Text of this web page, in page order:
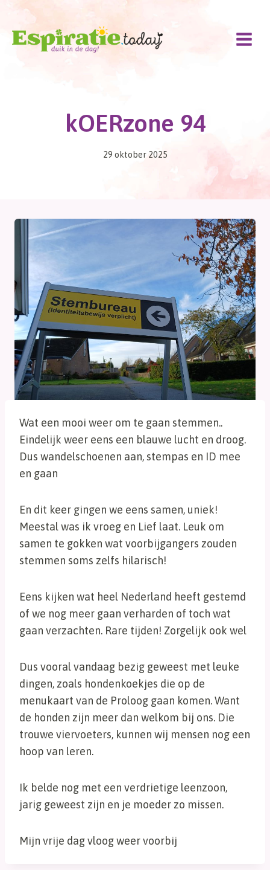
Doorgaan
inhoud
kOERzone 94
29 oktober 2025
Wat een mooi weer om te gaan stemmen..
Eindelijk weer eens een blauwe lucht en droog.
Dus wandelschoenen aan, stempas en ID mee
en gaan
En dit keer gingen we eens samen, uniek!
Meestal was ik vroeg en Lief laat. Leuk om
samen te gokken wat voorbijgangers zouden
stemmen soms zelfs hilarisch!
Eens kijken wat heel Nederland heeft gestemd
of we nog meer gaan verharden of toch wat
gaan verzachten. Rare tijden! Zorgelijk ook wel
Dus vooral vandaag bezig geweest met leuke
dingen, zoals hondenkoekjes die op de
menukaart van de Proloog gaan komen. Want
de honden zijn meer dan welkom bij ons. Die
trouwe viervoeters, kunnen wij mensen nog een
hoop van leren.
Ik belde nog met een verdrietige leenzoon,
jarig geweest zijn en je moeder zo missen.
Mijn vrije dag vloog weer voorbij